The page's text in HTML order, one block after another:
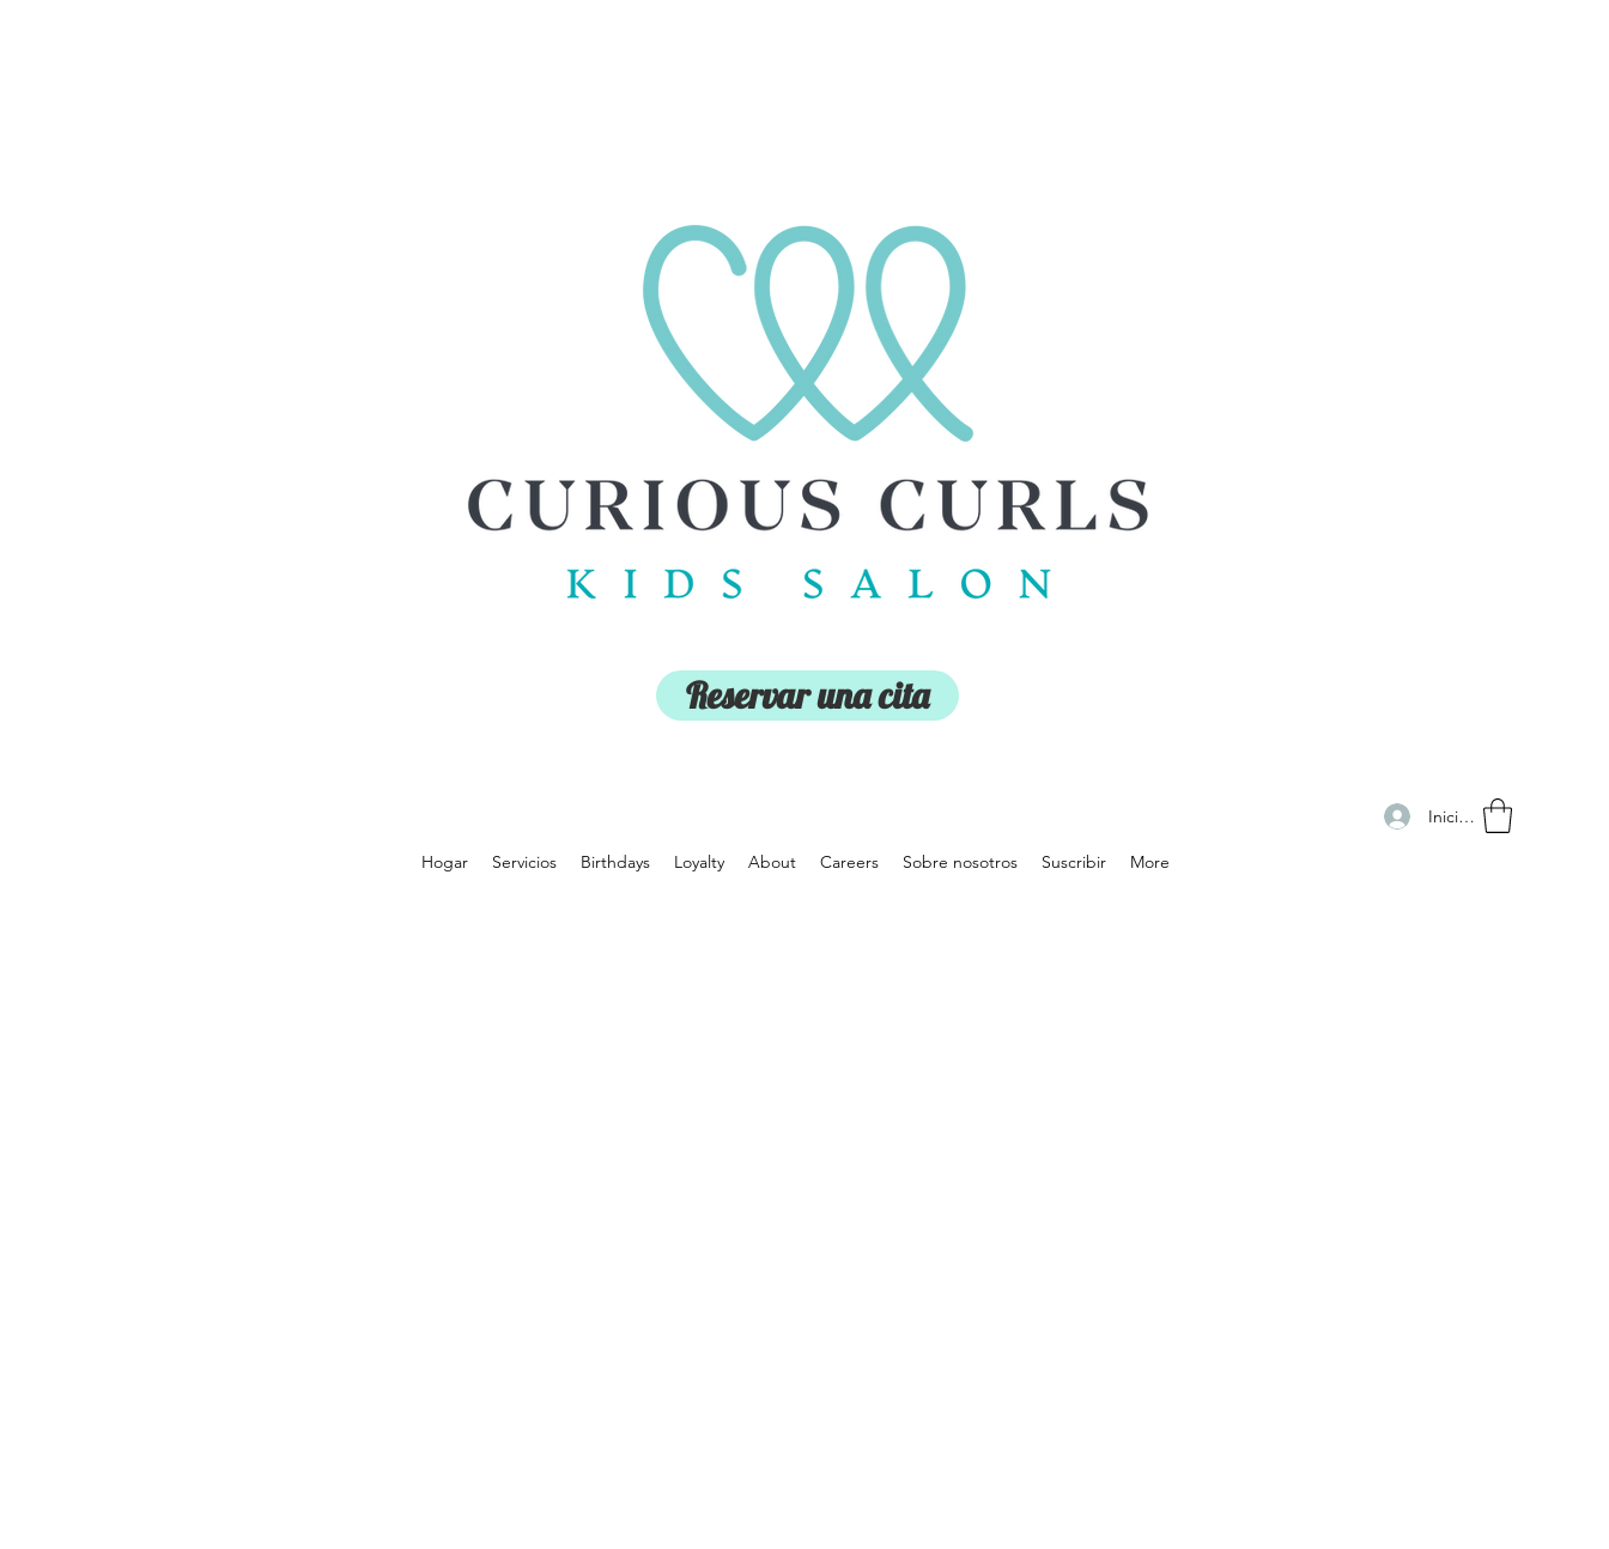
Reservar una cita
Iniciar sesión
Hogar Servicios Birthdays Loyalty About Careers Sobre nosotros Suscribir More